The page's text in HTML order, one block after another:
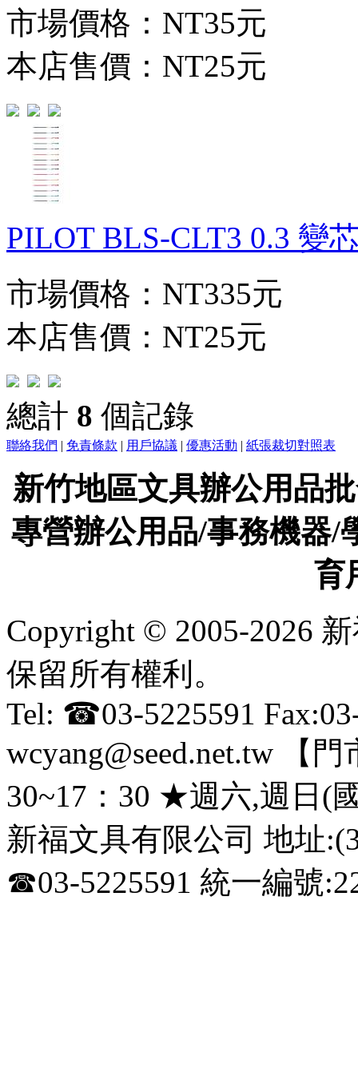
市場價格： NT35元
本店售價： NT25元
PILOT BLS-CLT3 0.3 變
市場價格： NT335元
本店售價： NT25元
總計 8 個記錄
聯絡我們 | 免責條款 | 用戶協議 | 優惠活動 | 紙張裁切對照表
新竹地區文具辦公用品
專營辦公用品/事務機器/
育
Copyright © 2005-2026
保留所有權利。
Tel: ☎03-5225591
wcyang@seed.net.tw 【
30~17：30 ★週六,週日(
新福文具有限公司 地址
☎03-5225591 統一編號